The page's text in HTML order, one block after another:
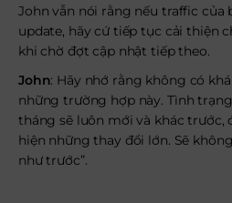
John vẫn nói rằng nếu traffic
update, hãy cứ tiếp tục cải thiện
khi chờ đợt cập nhật tiếp theo.
John: Hãy nhớ rằng không có
những trường hợp này. Tình
tháng sẽ luôn mới và khác trước,
hiện những thay đổi lớn. Sẽ
như trước”.